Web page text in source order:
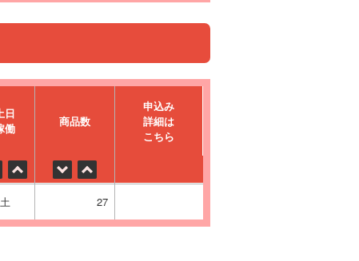
⽇
働
商品数
申込み
詳細は
こちら
土 27